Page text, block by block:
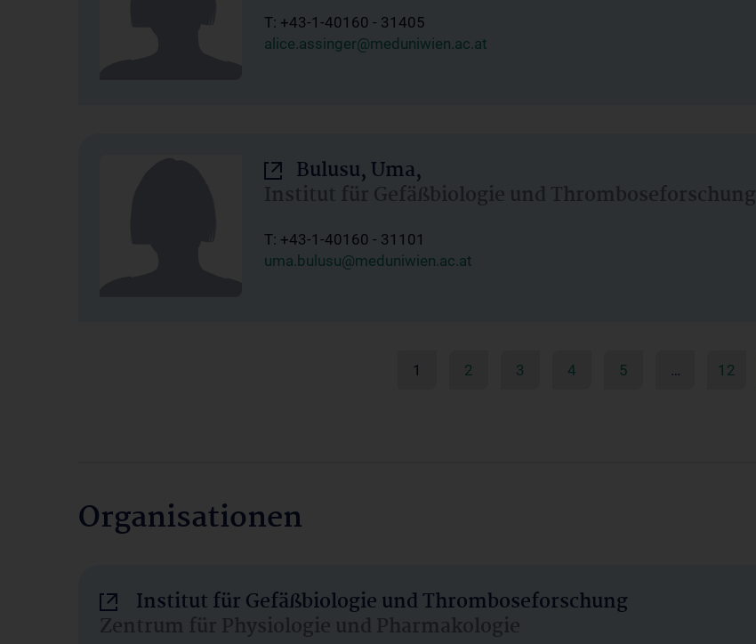
T: +43-1-40160 - 31405
alice.assinger@meduniwien.ac.at
Bulusu, Uma,
Institut für Gefäßbiologie und Thromboseforschung
T: +43-1-40160 - 31101
uma.bulusu@meduniwien.ac.at
1 2 3 4 5 … 12
Organisationen
Institut für Gefäßbiologie und Thromboseforschung
Zentrum für Physiologie und Pharmakologie